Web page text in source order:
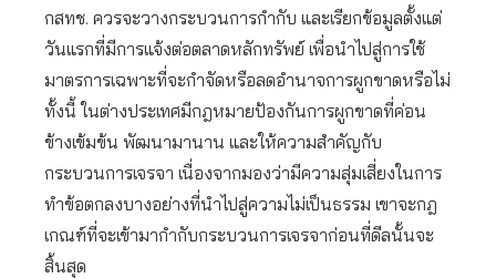
กสทช. ควรจะวางกระบวนการกำกับ และเรียกข้อมูลตั้งแต่
วันแรกที่มีการแจ้งต่อตลาดหลักทรัพย์ เพื่อนำไปสู่การใช้
มาตรการเฉพาะที่จะกำจัดหรือลดอำนาจการผูกขาดหรือไม่
ทั้งนี้ ในต่างประเทศมีกฎหมายป้องกันการผูกขาดที่ค่อน
ข้างเข้มข้น พัฒนามานาน และให้ความสำคัญกับ
กระบวนการเจรจา เนื่องจากมองว่ามีความสุ่มเสี่ยงในการ
ทำข้อตกลงบางอย่างที่นำไปสู่ความไม่เป็นธรรม เขาจะกฎ
เกณฑ์ที่จะเข้ามากำกับกระบวนการเจรจาก่อนที่ดีลนั้นจะ
สิ้นสุด